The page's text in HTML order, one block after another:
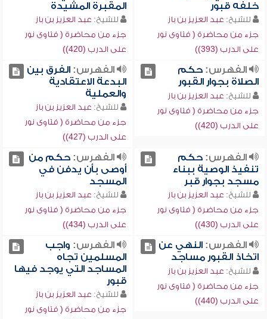
خلفه قبور
للشيخ: عبد العزيز بن باز
جزء من محاضرة ( فتاوى نور
على الدرب (393))
المقبرة المشيدة
للشيخ: عبد العزيز بن باز
جزء من محاضرة ( فتاوى نور
على الدرب (420))
الفهرس:حكم
الصلاة بجوار القبور
للشيخ: عبد العزيز بن باز
جزء من محاضرة ( فتاوى نور
على الدرب (420))
الفهرس:الفرق بين
البدعة الاعتقادية
والعملية
للشيخ: عبد العزيز بن باز
جزء من محاضرة ( فتاوى نور
على الدرب (427))
الفهرس:حكم
تنفيذ الوصية ببناء
مسجد بجوار قبر
للشيخ: عبد العزيز بن باز
جزء من محاضرة ( فتاوى نور
على الدرب (430))
الفهرس:حكم من
أوصى بأن يدفن في
المسجد
للشيخ: عبد العزيز بن باز
جزء من محاضرة ( فتاوى نور
على الدرب (434))
الفهرس:النهي عن
اتخاذ القبور مساجد
للشيخ: عبد العزيز بن باز
جزء من محاضرة ( فتاوى نور
على الدرب (440))
الفهرس: واجب
المسلمين تجاه
المساجد التي يوجد فيها
قبور
للشيخ: عبد العزيز بن باز
جزء من محاضرة ( فتاوى نور